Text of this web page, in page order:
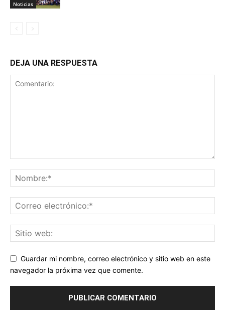
Noticias
DEJA UNA RESPUESTA
Guardar mi nombre, correo electrónico y sitio web en este
navegador la próxima vez que comente.